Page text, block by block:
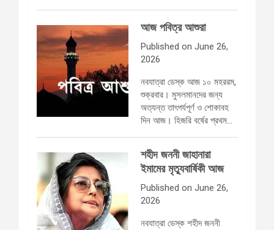
আজ পবিত্র আশুরা
Published on June 26,
2026
নবযাত্রা ডেস্ক আজ ১০ মহররম,
শুক্রবার। মুসলমানদের জন্য
অত্যন্ত তাৎপর্যপূর্ণ ও শোকাবহ
দিন আজ। হিজরি বর্ষের প্রথম…
শহীদ জননী জাহানারা
ইমামের মৃত্যুবার্ষিকী আজ
Published on June 26,
2026
নবযাত্রা ডেস্ক শহীদ জননী